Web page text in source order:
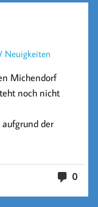
Neuigkeiten
Michendorf
noch nicht
der
0